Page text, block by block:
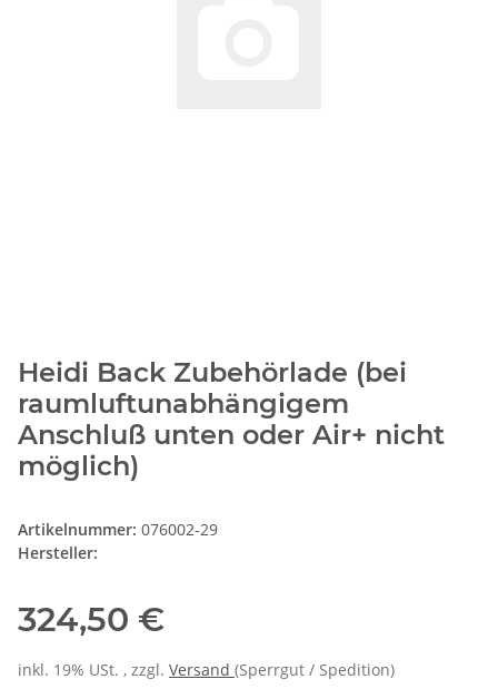
Heidi Back Zubehörlade (bei
raumluftunabhängigem
Anschluß unten oder Air+ nicht
möglich)
Artikelnummer: 076002-29
Hersteller:
324,50 €
inkl. 19% USt. , zzgl. Versand (Sperrgut / Spedition)